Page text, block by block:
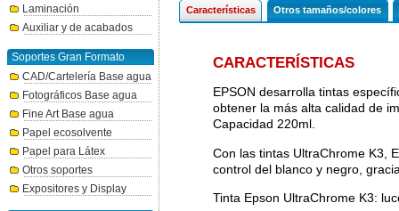
Laminación
Auxiliar y de acabados
Soportes Gran Formato
CAD/Cartelería Base agua
Fotográficos Base agua
Fine Art Base agua
Papel ecosolvente
Papel para Látex
Otros soportes
Expositores y Display
Características Otros tamaños/colores
CARACTERÍSTICAS
EPSON desarrolla tintas
obtener la más alta calidad de
Capacidad 220ml.
Con las tintas UltraChrome K3,
control del blanco y negro,
Tinta Epson UltraChrome K3: